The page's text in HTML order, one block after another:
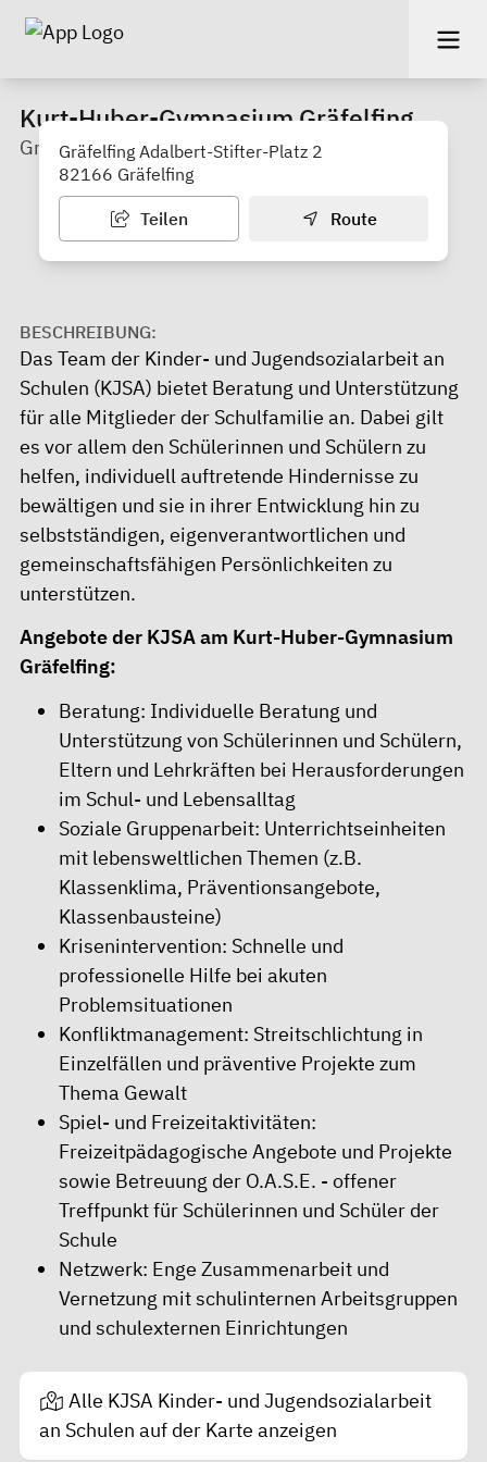
Kurt-Huber-Gymnasium Gräfelfing
Gräfelfing
Gräfelfing Adalbert-Stifter-Platz 2
82166 Gräfelfing
Teilen Route
BESCHREIBUNG:
Das Team der Kinder- und Jugendsozialarbeit an
Schulen (KJSA) bietet Beratung und Unterstützung
für alle Mitglieder der Schulfamilie an. Dabei gilt
es vor allem den Schülerinnen und Schülern zu
helfen, individuell auftretende Hindernisse zu
bewältigen und sie in ihrer Entwicklung hin zu
selbstständigen, eigenverantwortlichen und
gemeinschaftsfähigen Persönlichkeiten zu
unterstützen.
Angebote der KJSA am Kurt-Huber-Gymnasium
Gräfelfing:
Beratung: Individuelle Beratung und
Unterstützung von Schülerinnen und Schülern,
Eltern und Lehrkräften bei Herausforderungen
im Schul- und Lebensalltag
Soziale Gruppenarbeit: Unterrichtseinheiten
mit lebensweltlichen Themen (z.B.
Klassenklima, Präventionsangebote,
Klassenbausteine)
Krisenintervention: Schnelle und
professionelle Hilfe bei akuten
Problemsituationen
Konfliktmanagement: Streitschlichtung in
Einzelfällen und präventive Projekte zum
Thema Gewalt
Spiel- und Freizeitaktivitäten:
Freizeitpädagogische Angebote und Projekte
sowie Betreuung der O.A.S.E. - offener
Treffpunkt für Schülerinnen und Schüler der
Schule
Netzwerk: Enge Zusammenarbeit und
Vernetzung mit schulinternen Arbeitsgruppen
und schulexternen Einrichtungen
Alle KJSA Kinder- und Jugendsozialarbeit
an Schulen auf der Karte anzeigen